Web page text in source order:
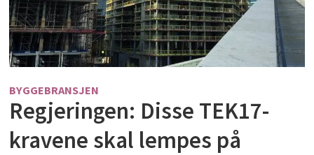
BYGGEBRANSJEN
Regjeringen: Disse TEK17-
kravene skal lempes på